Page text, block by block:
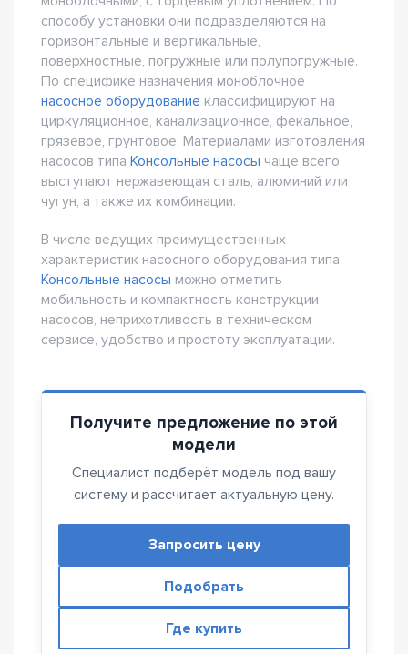
способу установки они подразделяются на
горизонтальные и вертикальные,
поверхностные, погружные или полупогружные.
По специфике назначения моноблочное
насосное оборудование классифицируют на
циркуляционное, канализационное, фекальное,
грязевое, грунтовое. Материалами изготовления
насосов типа Консольные насосы чаще всего
выступают нержавеющая сталь, алюминий или
чугун, а также их комбинации.
В числе ведущих преимущественных
характеристик насосного оборудования типа
Консольные насосы можно отметить
мобильность и компактность конструкции
насосов, неприхотливость в техническом
сервисе, удобство и простоту эксплуатации.
Получите предложение по этой
модели
Специалист подберёт модель под вашу
систему и рассчитает актуальную цену.
Запросить цену
Подобрать
Где купить